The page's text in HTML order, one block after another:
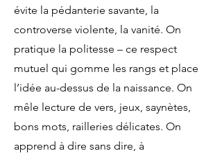
évite la pédanterie savante, la
controverse violente, la vanité. On
pratique la politesse – ce respect
mutuel qui gomme les rangs et place
l’idée au-dessus de la naissance. On
mêle lecture de vers, jeux, saynètes,
bons mots, railleries délicates. On
apprend à dire sans dire, à